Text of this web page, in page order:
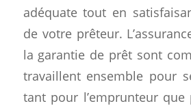
adéquate tout en
de votre prêteur.
la garantie de prêt sont
travaillent ensemble pour
tant pour l’emprunteur